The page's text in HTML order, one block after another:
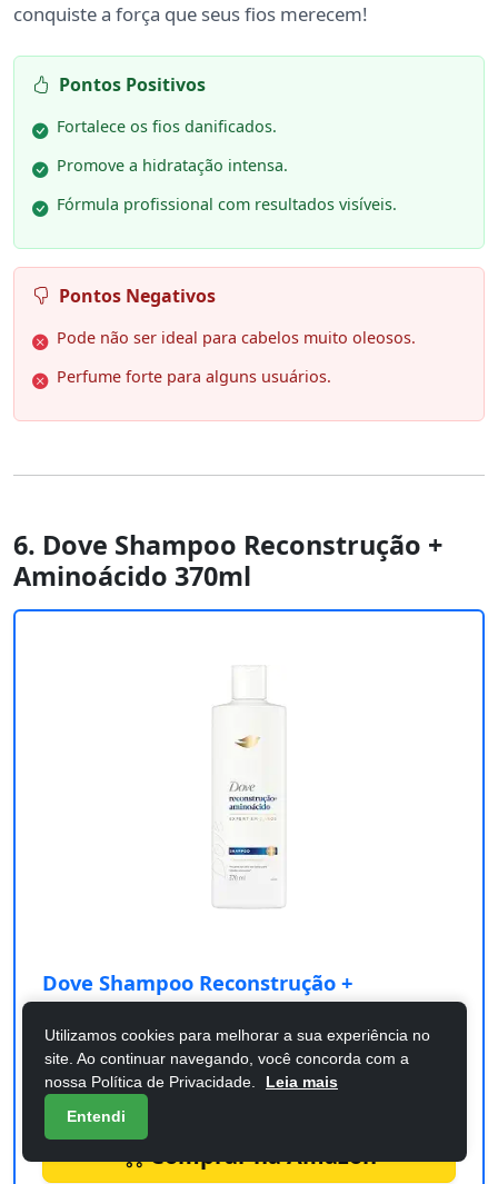
conquiste a força que seus fios merecem!
Pontos Positivos
Fortalece os fios danificados.
Promove a hidratação intensa.
Fórmula profissional com resultados visíveis.
Pontos Negativos
Pode não ser ideal para cabelos muito oleosos.
Perfume forte para alguns usuários.
6. Dove Shampoo Reconstrução +
Aminoácido 370ml
Dove Shampoo Reconstrução +
Aminoácido 370ml
Confira os detalhes completos e o preço atual
diretamente na Amazon.
Comprar na Amazon
Utilizamos cookies para melhorar a sua experiência no
site. Ao continuar navegando, você concorda com a
nossa Política de Privacidade.
Leia mais
Entendi